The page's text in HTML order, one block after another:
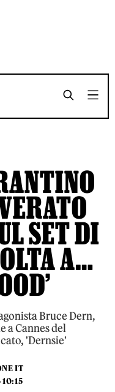
SHARE
SHARE
SET DI
A…
Bruce Dern,
a Cannes del
'Dernsie'
IT